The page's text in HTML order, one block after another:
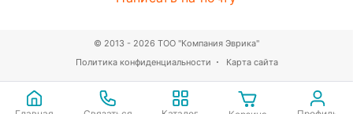
Политика конфиденциальности Карта сайта
© 2013 - 2026 ТОО "Компания Эврика"